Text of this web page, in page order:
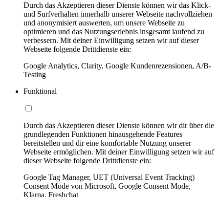
Durch das Akzeptieren dieser Dienste können wir das Klick-
und Surfverhalten innerhalb unserer Webseite nachvollziehen
und anonymisiert auswerten, um unsere Webseite zu
optimieren und das Nutzungserlebnis insgesamt laufend zu
verbessern. Mit deiner Einwilligung setzen wir auf dieser
Webseite folgende Drittdienste ein:
Google Analytics, Clarity, Google Kundenrezensionen, A/B-
Testing
Funktional
Durch das Akzeptieren dieser Dienste können wir dir über die
grundlegenden Funktionen hinausgehende Features
bereitstellen und dir eine komfortable Nutzung unserer
Webseite ermöglichen. Mit deiner Einwilligung setzen wir auf
dieser Webseite folgende Drittdienste ein:
Google Tag Manager, UET (Universal Event Tracking)
Consent Mode von Microsoft, Google Consent Mode,
Klarna, Freshchat